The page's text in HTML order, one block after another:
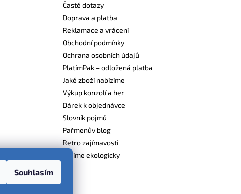
Souhlasím
Časté dotazy
Doprava a platba
Reklamace a vrácení
Obchodní podmínky
Ochrana osobních údajů
PlatímPak – odložená platba
Jaké zboží nabízíme
Výkup konzolí a her
Dárek k objednávce
Slovník pojmů
Pařmenův blog
Retro zajímavosti
Balíme ekologicky